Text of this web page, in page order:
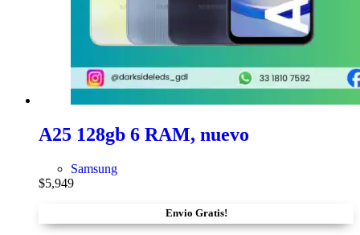
A25 128gb 6 RAM, nuevo
Samsung
$5,949
Envio Gratis!